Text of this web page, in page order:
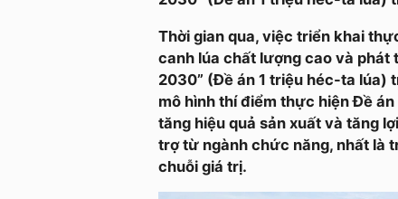
Thời gian qua, việc triển khai
canh lúa chất lượng cao và phát
2030” (Đề án 1 triệu héc-ta lúa)
mô hình thí điểm thực hiện Đề
tăng hiệu quả sản xuất và tăng
trợ từ ngành chức năng, nhất là
chuỗi giá trị.